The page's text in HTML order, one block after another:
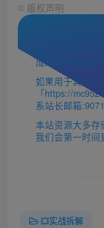
© 版权声明
本站收集的资
用，学习研究
成的任何后果责
如果用于其他用
「https://
系站长邮箱
本站资源大多存
我们会第一时间
💥实战拆解